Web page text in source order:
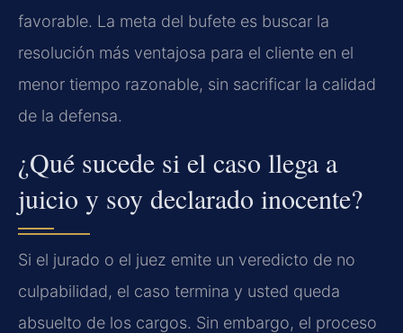
favorable. La meta del bufete es buscar la
resolución más ventajosa para el cliente en el
menor tiempo razonable, sin sacrificar la calidad
de la defensa.
¿Qué sucede si el caso llega a
juicio y soy declarado inocente?
Si el jurado o el juez emite un veredicto de no
culpabilidad, el caso termina y usted queda
absuelto de los cargos. Sin embargo, el proceso